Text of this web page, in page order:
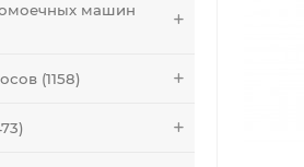
машин
(1158)